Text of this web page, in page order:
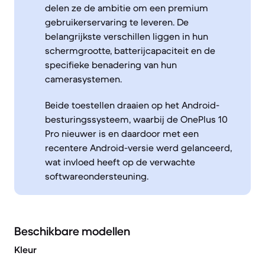
delen ze de ambitie om een premium
gebruikerservaring te leveren. De
belangrijkste verschillen liggen in hun
schermgrootte, batterijcapaciteit en de
specifieke benadering van hun
camerasystemen.
Beide toestellen draaien op het Android-
besturingssysteem, waarbij de OnePlus 10
Pro nieuwer is en daardoor met een
recentere Android-versie werd gelanceerd,
wat invloed heeft op de verwachte
softwareondersteuning.
Beschikbare modellen
Kleur